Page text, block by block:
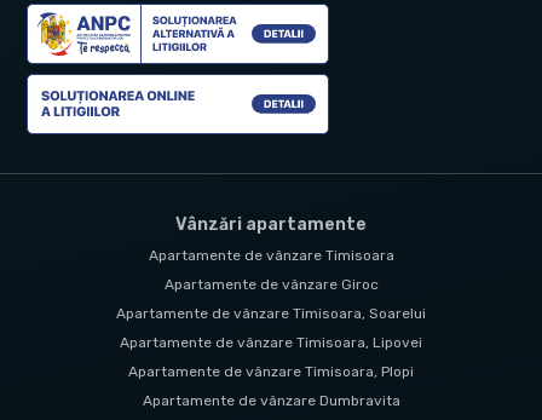
Vânzări apartamente
Apartamente de vânzare Timisoara
Apartamente de vânzare Giroc
Apartamente de vânzare Timisoara, Soarelui
Apartamente de vânzare Timisoara, Lipovei
Apartamente de vânzare Timisoara, Plopi
Apartamente de vânzare Dumbravita